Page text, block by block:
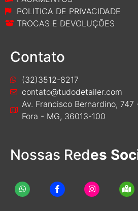
POLITICA DE PRIVACIDADE
TROCAS E DEVOLUÇÕES
Contato
(32)3512-8217
contato@tudodetailer.com
Av. Francisco Bernardino,
Fora - MG, 36013-100
Nossas Redes